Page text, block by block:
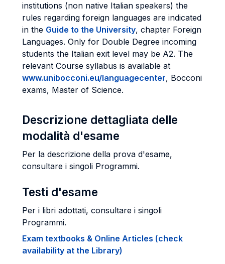
institutions (non native Italian speakers) the
rules regarding foreign languages are indicated
in the Guide to the University, chapter Foreign
Languages. Only for Double Degree incoming
students the Italian exit level may be A2. The
relevant Course syllabus is available at
www.unibocconi.eu/languagecenter, Bocconi
exams, Master of Science.
Descrizione dettagliata delle
modalità d'esame
Per la descrizione della prova d'esame,
consultare i singoli Programmi.
Testi d'esame
Per i libri adottati, consultare i singoli
Programmi.
Exam textbooks & Online Articles (check
availability at the Library)